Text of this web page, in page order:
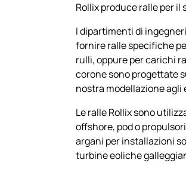
Rollix produce ralle per
I dipartimenti di
fornire ralle specifiche
rulli, oppure per carichi
corone sono progettate
nostra modellazione
Le ralle Rollix sono
offshore, pod o
argani per installazioni
turbine eoliche